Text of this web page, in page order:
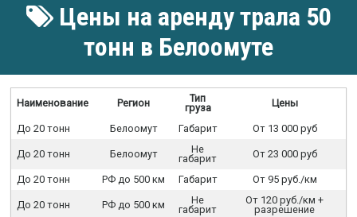
Цены на аренду трала 50
тонн в Белоомуте
Наименование Регион
Тип
груза
Цены
До 20 тонн Белоомут Габарит От 13 000 руб
До 20 тонн Белоомут
Не
габарит
От 23 000 руб
До 20 тонн РФ до 500 км Габарит От 95 руб./км
До 20 тонн РФ до 500 км
Не
габарит
От 120 руб./км +
разрешение